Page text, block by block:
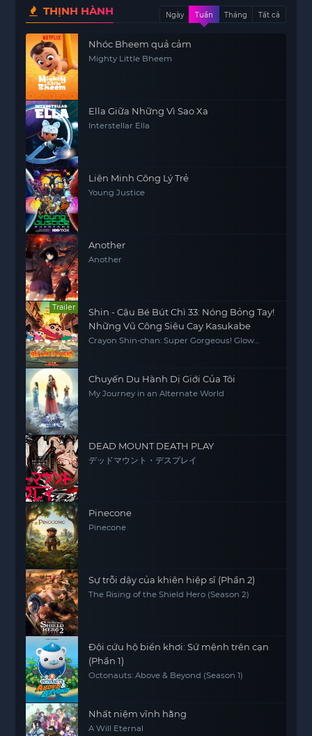
THỊNH HÀNH Ngày Tuần Tháng Tất cả
Nhóc Bheem quả cảm
Mighty Little Bheem
Ella Giữa Những Vì Sao Xa
Interstellar Ella
Liên Minh Công Lý Trẻ
Young Justice
Another
Another
Trailer
Shin - Cậu Bé Bút Chì 33: Nóng Bỏng Tay!
Những Vũ Công Siêu Cay Kasukabe
Crayon Shin-chan: Super Gorgeous! Glow
Chuyến Du Hành Dị Giới Của Tôi
My Journey in an Alternate World
DEAD MOUNT DEATH PLAY
デッドマウント・デスプレイ
Pinecone
Pinecone
Sự trỗi dậy của khiên hiệp sĩ (Phần 2)
The Rising of the Shield Hero (Season 2)
Đội cứu hộ biển khơi: Sứ mệnh trên cạn
(Phần 1)
Octonauts: Above & Beyond (Season 1)
Nhất niệm vĩnh hằng
A Will Eternal